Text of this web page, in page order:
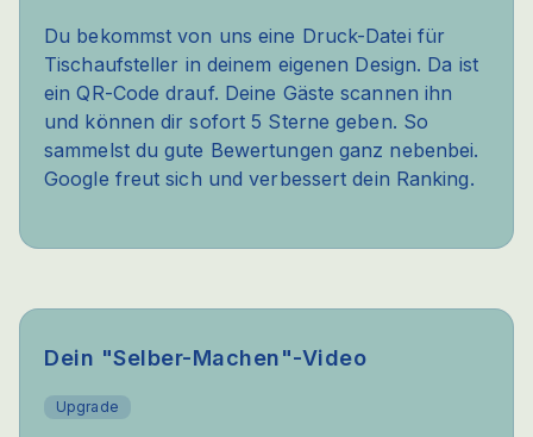
Du bekommst von uns eine Druck-Datei für
Tischaufsteller in deinem eigenen Design. Da ist
ein QR-Code drauf. Deine Gäste scannen ihn
und können dir sofort 5 Sterne geben. So
sammelst du gute Bewertungen ganz nebenbei.
Google freut sich und verbessert dein Ranking.
Dein "Selber-Machen"-Video
Upgrade